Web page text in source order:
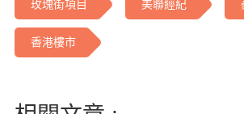
玫瑰街項目 美聯經紀
香港樓市